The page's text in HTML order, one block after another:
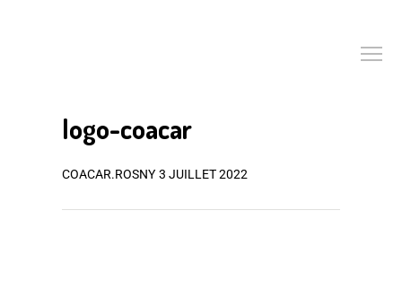
logo-coacar
COACAR.ROSNY 3 JUILLET 2022